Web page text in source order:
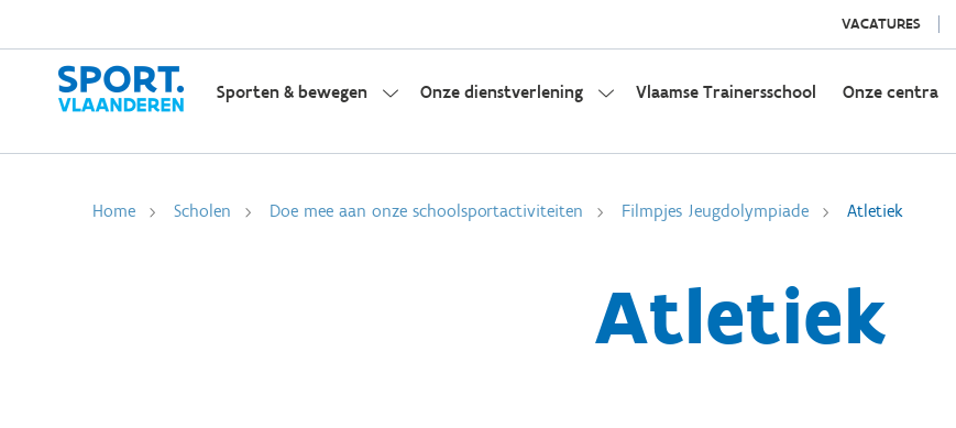
VACATURES
Sporten & bewegen Onze dienstverlening Vlaamse Trainersschool Onze centra
Home Scholen Doe mee aan onze schoolsportactiviteiten Filmpjes Jeugdolympiade Atletiek
Atletiek